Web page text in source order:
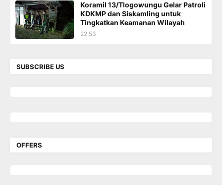
Koramil 13/Tlogowungu Gelar Patroli
KDKMP dan Siskamling untuk
Tingkatkan Keamanan Wilayah
22.53
SUBSCRIBE US
OFFERS